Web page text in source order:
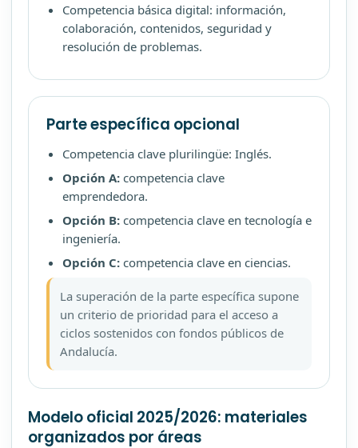
Competencia básica digital: información,
colaboración, contenidos, seguridad y
resolución de problemas.
Parte específica opcional
Competencia clave plurilingüe: Inglés.
Opción A: competencia clave
emprendedora.
Opción B: competencia clave en tecnología e
ingeniería.
Opción C: competencia clave en ciencias.
La superación de la parte específica supone
un criterio de prioridad para el acceso a
ciclos sostenidos con fondos públicos de
Andalucía.
Modelo oficial 2025/2026: materiales
organizados por áreas